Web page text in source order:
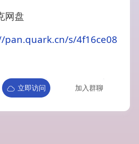
网盘
pan.quark.cn/s/4f16ce08
立即访问 加入群聊